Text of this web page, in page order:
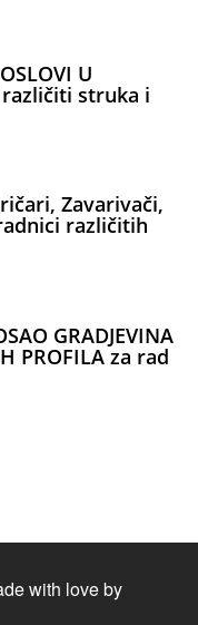
U
različiti struka i
Zavarivači,
različitih
GRADJEVINA
PROFILA za rad
with love by